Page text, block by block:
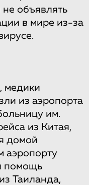
объявлять
в мире из-за
медики
из аэропорта
им.
из Китая,
домой
аэропорту
помощь
Таиланда,